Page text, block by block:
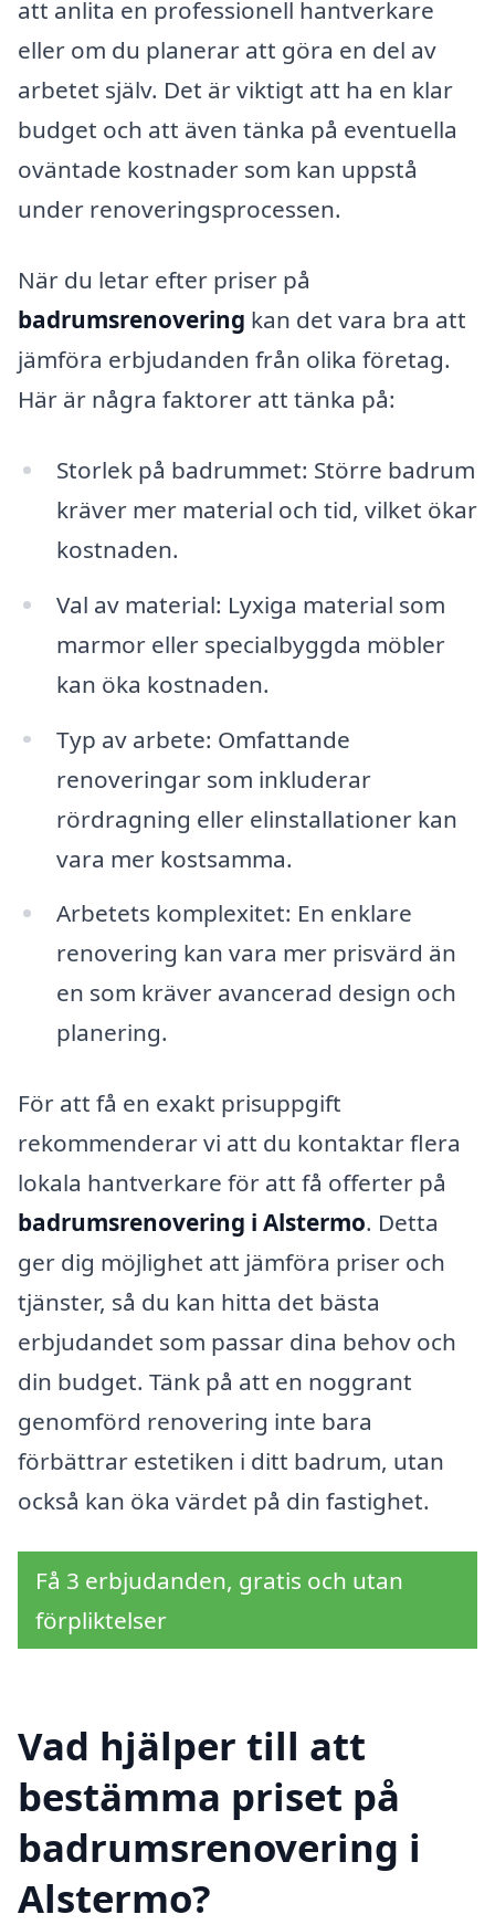
att anlita en professionell hantverkare
eller om du planerar att göra en del av
arbetet själv. Det är viktigt att ha en klar
budget och att även tänka på eventuella
oväntade kostnader som kan uppstå
under renoveringsprocessen.
När du letar efter priser på
badrumsrenovering kan det vara bra att
jämföra erbjudanden från olika företag.
Här är några faktorer att tänka på:
Storlek på badrummet: Större badrum
kräver mer material och tid, vilket ökar
kostnaden.
Val av material: Lyxiga material som
marmor eller specialbyggda möbler
kan öka kostnaden.
Typ av arbete: Omfattande
renoveringar som inkluderar
rördragning eller elinstallationer kan
vara mer kostsamma.
Arbetets komplexitet: En enklare
renovering kan vara mer prisvärd än
en som kräver avancerad design och
planering.
För att få en exakt prisuppgift
rekommenderar vi att du kontaktar flera
lokala hantverkare för att få offerter på
badrumsrenovering i Alstermo. Detta
ger dig möjlighet att jämföra priser och
tjänster, så du kan hitta det bästa
erbjudandet som passar dina behov och
din budget. Tänk på att en noggrant
genomförd renovering inte bara
förbättrar estetiken i ditt badrum, utan
också kan öka värdet på din fastighet.
Få 3 erbjudanden, gratis och utan
förpliktelser
Vad hjälper till att
bestämma priset på
badrumsrenovering i
Alstermo?